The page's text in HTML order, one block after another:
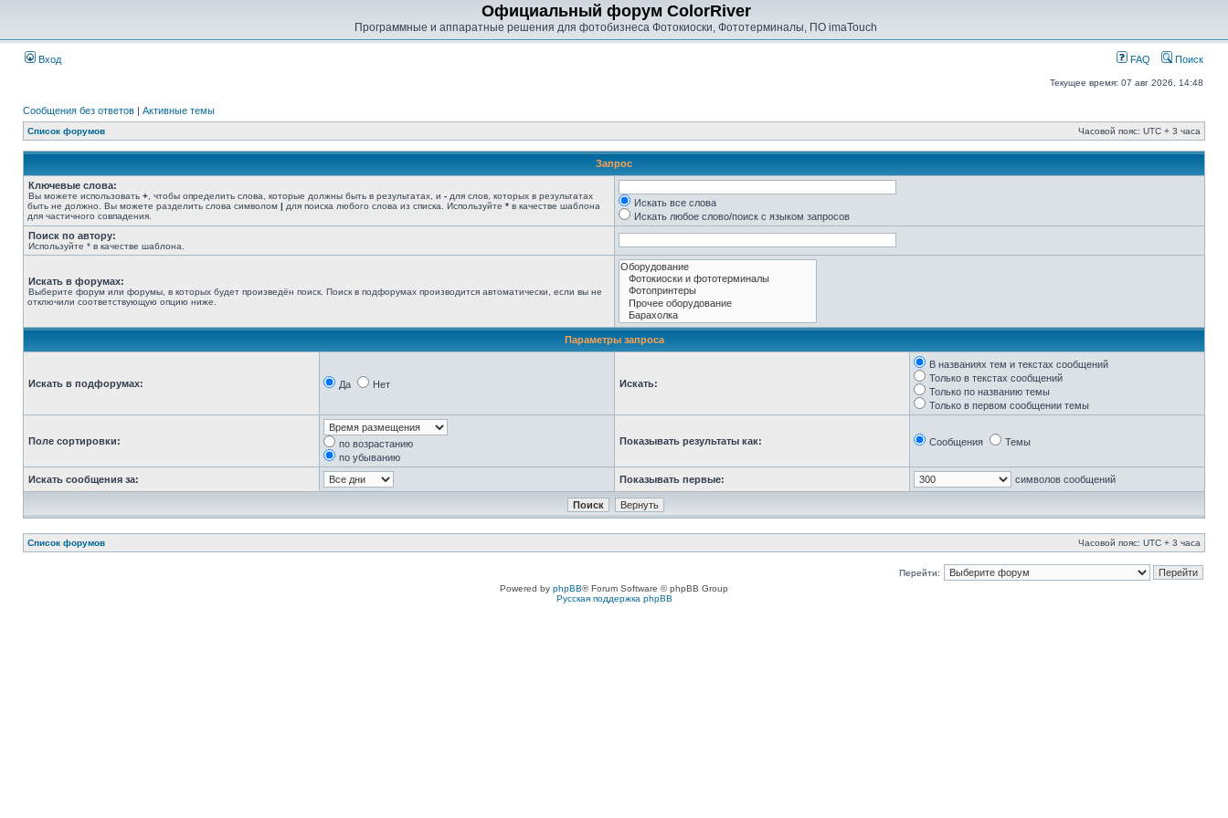
Официальный форум ColorRiver
Программные и аппаратные решения для фотобизнеса Фотокиоски, Фототерминалы, ПО imaTouch
Вход FAQ Поиск
Текущее время: 07 авг 2026, 14:48
Сообщения без ответов | Активные темы
Список форумов Часовой пояс: UTC + 3 часа
Запрос
Ключевые слова:
Вы можете использовать + , чтобы определить слова, которые должны быть в результатах, и - для слов, которых в результатах
быть не должно. Вы можете разделить слова символом | для поиска любого слова из списка. Используйте * в качестве шаблона
для частичного совпадения.
Искать все слова
Искать любое слово/поиск с языком запросов
Поиск по автору:
Используйте * в качестве шаблона.
Искать в форумах:
Выберите форум или форумы, в которых будет произведён поиск. Поиск в подфорумах производится автоматически, если вы не
отключили соответствующую опцию ниже.
Параметры запроса
Искать в подфорумах: Да Нет Искать:
В названиях тем и текстах сообщений
Только в текстах сообщений
Только по названию темы
Только в первом сообщении темы
Поле сортировки:
по возрастанию
по убыванию
Показывать результаты как: Сообщения Темы
Искать сообщения за: Показывать первые: символов сообщений
Список форумов Часовой пояс: UTC + 3 часа
Перейти:
Powered by phpBB® Forum Software © phpBB Group
Русская поддержка phpBB